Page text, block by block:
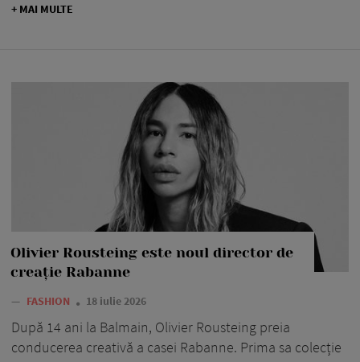
+ MAI MULTE
Olivier Rousteing este noul director de
creație Rabanne
— FASHION 18 iulie 2026
După 14 ani la Balmain, Olivier Rousteing preia
conducerea creativă a casei Rabanne. Prima sa colecție